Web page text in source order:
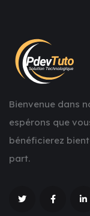
Bienvenue dans
espérons que
bénéficierez
part.